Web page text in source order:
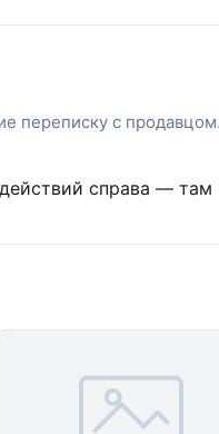
переписку с продавцом.
справа —